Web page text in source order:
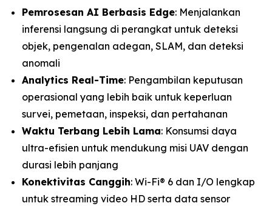
Pemrosesan AI Berbasis Edge: Menjalankan
inferensi langsung di perangkat untuk deteksi
objek, pengenalan adegan, SLAM, dan deteksi
anomali
Analytics Real-Time: Pengambilan keputusan
operasional yang lebih baik untuk keperluan
survei, pemetaan, inspeksi, dan pertahanan
Waktu Terbang Lebih Lama: Konsumsi daya
ultra-efisien untuk mendukung misi UAV dengan
durasi lebih panjang
Konektivitas Canggih: Wi-Fi® 6 dan I/O lengkap
untuk streaming video HD serta data sensor